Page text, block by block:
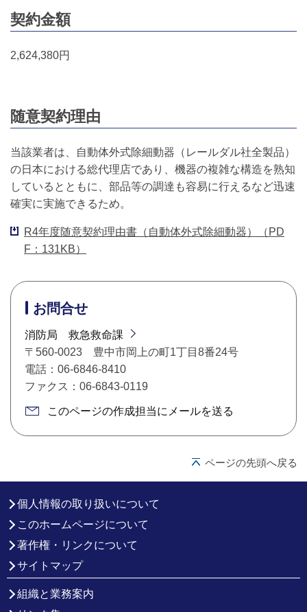
契約金額
2,624,380円
随意契約理由
当該業者は、自動体外式除細動器（レールダル社全製品）
の日本における総代理店であり、機器の複雑な構造を熟知
しているとともに、部品等の調達も容易に行えるなど迅速
確実に実施できるため。
R4年度随意契約理由書（自動体外式除細動器）（PD
F：131KB）
お問合せ
消防局 救急救命課
〒560-0023 豊中市岡上の町1丁目8番24号
電話：06-6846-8410
ファクス：06-6843-0119
このページの作成担当にメールを送る
ページの先頭へ戻る
個人情報の取り扱いについて
このホームページについて
著作権・リンクについて
サイトマップ
組織と業務案内